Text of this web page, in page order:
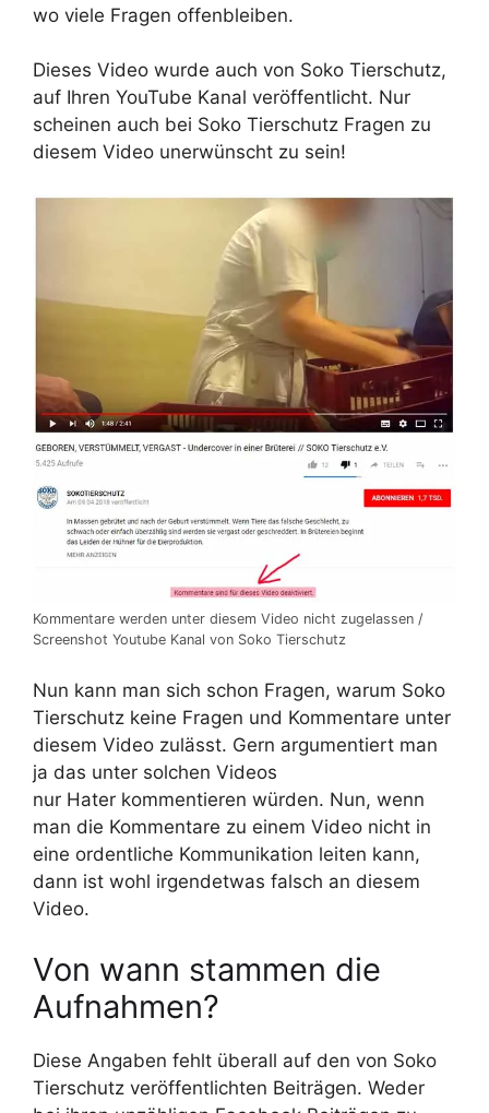
wo viele Fragen offenbleiben.
Dieses Video wurde auch von Soko Tierschutz,
auf Ihren YouTube Kanal veröffentlicht. Nur
scheinen auch bei Soko Tierschutz Fragen zu
diesem Video unerwünscht zu sein!
Kommentare werden unter diesem Video nicht zugelassen /
Screenshot Youtube Kanal von Soko Tierschutz
Nun kann man sich schon Fragen, warum Soko
Tierschutz keine Fragen und Kommentare unter
diesem Video zulässt. Gern argumentiert man
ja das unter solchen Videos
nur Hater kommentieren würden. Nun, wenn
man die Kommentare zu einem Video nicht in
eine ordentliche Kommunikation leiten kann,
dann ist wohl irgendetwas falsch an diesem
Video.
Von wann stammen die
Aufnahmen?
Diese Angaben fehlt überall auf den von Soko
Tierschutz veröffentlichten Beiträgen. Weder